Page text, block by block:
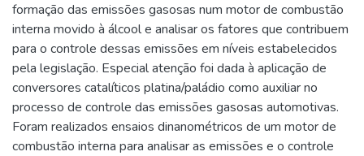
formação das emissões gasosas num motor de combustão
interna movido à álcool e analisar os fatores que contribuem
para o controle dessas emissões em níveis estabelecidos
pela legislação. Especial atenção foi dada à aplicação de
conversores catalíticos platina/paládio como auxiliar no
processo de controle das emissões gasosas automotivas.
Foram realizados ensaios dinanométricos de um motor de
combustão interna para analisar as emissões e o controle